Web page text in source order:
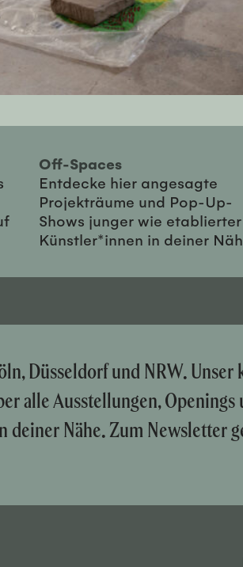
Off-Spaces
Entdecke hier angesagte
Projekträume und Pop-Up-
Shows junger wie etablierter
Künstler*innen in deiner
Düsseldorf und NRW.
alle Ausstellungen, Openings
deiner Nähe. Zum Newsletter